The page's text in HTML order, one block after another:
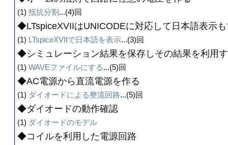
(1) 抵抗分割 ...(4)回
◆LTspiceXVIIはUNICODEに対応して日本語表示
(1) LTspiceXVIIで日本語を表示...(3)回
◆シミュレーション結果を保存しその結果を利用
(1) WAVEファイルにする...(5)回
◆AC電源から直流電源を作る
(1) ダイオードによる整流回路...(5)回
◆ダイオードの動作確認
(1) ダイオードのモデル
◆コイルを利用した電源回路